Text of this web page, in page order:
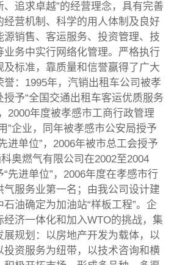
追求卓越”的经营理念，具有完善
经营机制、科学的用人体制及良好
源销售、客运服务、投资管理、技
业务中实行网络化管理。严格执行
及标准，靠质量和信誉赢得了广大
：1995年，汽销出租车公司被孝
予“全国交通出租车客运优质服务
2000年度被孝感市工商行政管理
”企业，同年被孝感市公安局授予
进单位”，2006年被市总工会授予
奥燃气有限公司在2002至2004
先进单位”，2006年度在孝感市行
气服务业第一名；由我公司设计建
油确定为加油站“样板工程”。企
经济一体化和加入WTO的挑战，集
展规划：以房地产开发为载体，以
投资服务为纽带，以技术咨询和横